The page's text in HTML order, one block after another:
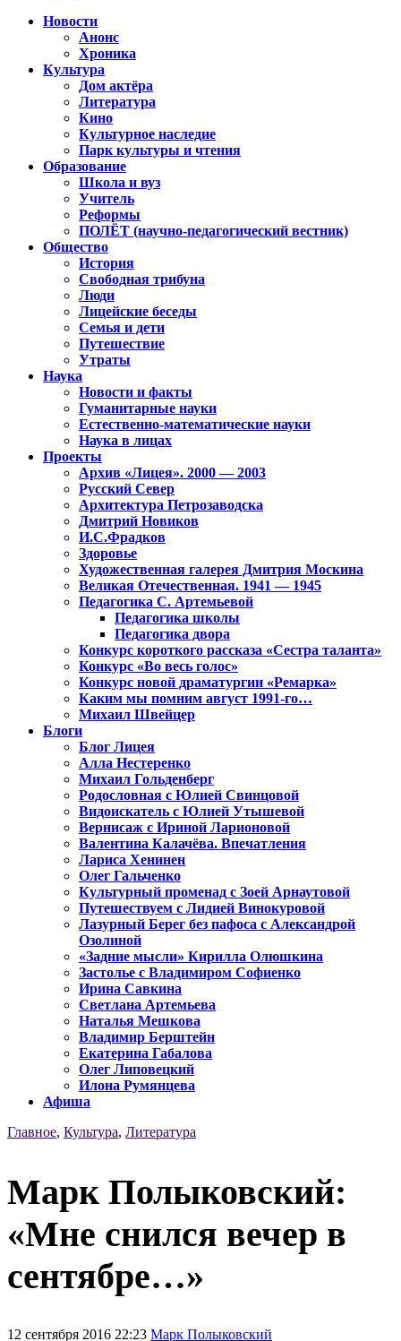
Новости
Анонс
Хроника
Культура
Дом актёра
Литература
Кино
Культурное наследие
Парк культуры и чтения
Образование
Школа и вуз
Учитель
Реформы
ПОЛЁТ (научно-педагогический вестник)
Общество
История
Свободная трибуна
Люди
Лицейские беседы
Семья и дети
Путешествие
Утраты
Наука
Новости и факты
Гуманитарные науки
Естественно-математические науки
Наука в лицах
Проекты
Архив «Лицея». 2000 — 2003
Русский Север
Архитектура Петрозаводска
Дмитрий Новиков
И.С.Фрадков
Здоровье
Художественная галерея Дмитрия Москина
Великая Отечественная. 1941 — 1945
Педагогика С. Артемьевой
Педагогика школы
Педагогика двора
Конкурс короткого рассказа «Сестра таланта»
Конкурс «Во весь голос»
Конкурс новой драматургии «Ремарка»
Каким мы помним август 1991-го…
Михаил Швейцер
Блоги
Блог Лицея
Алла Нестеренко
Михаил Гольденберг
Родословная с Юлией Свинцовой
Видоискатель с Юлией Утышевой
Вернисаж с Ириной Ларионовой
Валентина Калачёва. Впечатления
Лариса Хенинен
Олег Гальченко
Культурный променад с Зоей Арнаутовой
Путешествуем с Лидией Винокуровой
Лазурный Берег без пафоса с Александрой
Озолиной
«Задние мысли» Кирилла Олюшкина
Застолье с Владимиром Софиенко
Ирина Савкина
Светлана Артемьева
Наталья Мешкова
Владимир Берштейн
Екатерина Габалова
Олег Липовецкий
Илона Румянцева
Афиша
Главное, Культура, Литература
Марк Полыковский:
«Мне снился вечер в
сентябре…»
12 сентября 2016 22:23 Марк Полыковский